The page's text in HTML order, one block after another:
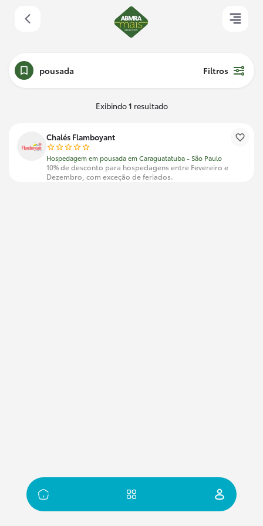
pousada Filtros
Exibindo1 resultado
Chalés Flamboyant
Hospedagem em pousada em Caraguatatuba - São Paulo
10% de desconto para hospedagens entre Fevereiro e
Dezembro, com exceção de feriados.